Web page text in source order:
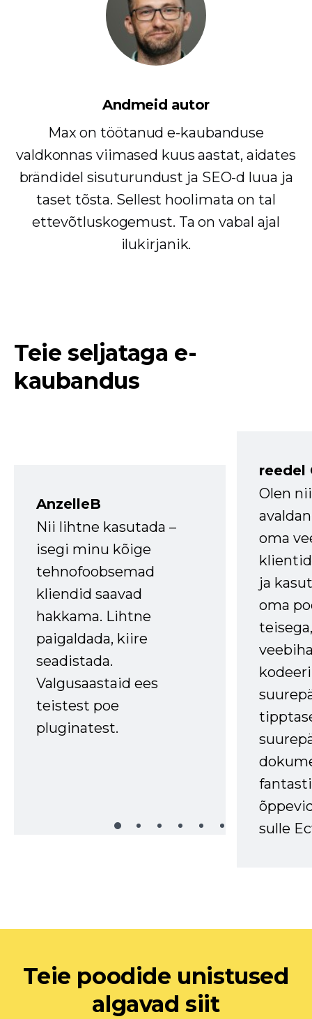
Andmeid autor
Max on töötanud e-kaubanduse
valdkonnas viimased kuus aastat, aidates
brändidel sisuturundust ja SEO-d luua ja
taset tõsta. Sellest hoolimata on tal
ettevõtluskogemust. Ta on vabal ajal
ilukirjanik.
Teie seljataga e-
kaubandus
AnzelleB
Nii lihtne kasutada –
isegi minu kõige
tehnofoobsemad
kliendid saavad
hakkama. Lihtne
paigaldada, kiire
seadistada.
Valgusaastaid ees
teistest poe
pluginatest.
reedel
Olen
oma
ja
oma
sulle
Teie poodide unistused
algavad siit